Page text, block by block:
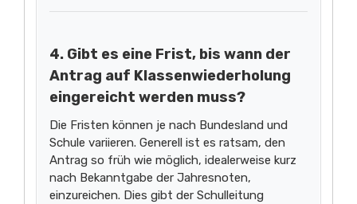
4. Gibt es eine Frist, bis wann der
Antrag auf Klassenwiederholung
eingereicht werden muss?
Die Fristen können je nach Bundesland und
Schule variieren. Generell ist es ratsam, den
Antrag so früh wie möglich, idealerweise kurz
nach Bekanntgabe der Jahresnoten,
einzureichen. Dies gibt der Schulleitung